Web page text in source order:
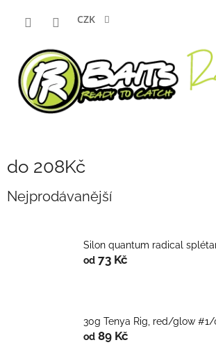
CZK
do 208Kč
Nejprodávanější
Silon quantum radical
od 73 Kč
30g Tenya Rig, red/glow #1/
od 89 Kč